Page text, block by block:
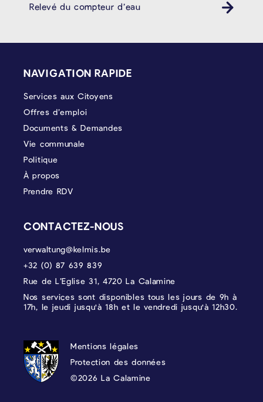
Relevé du compteur d’eau
NAVIGATION RAPIDE
Services aux Citoyens
Offres d’emploi
Documents & Demandes
Vie communale
Politique
À propos
Prendre RDV
CONTACTEZ-NOUS
verwaltung@kelmis.be
+32 (0) 87 639 839
Rue de L’Eglise 31, 4720 La Calamine
Nos services sont disponibles tous les jours de 9h à
17h, le jeudi jusqu'à 18h et le vendredi jusqu'à 12h30.
PROTECTION DES DONNÉES, MENTIONS
Mentions légales
Protection des données
©2026 La Calamine